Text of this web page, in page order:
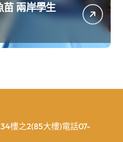
苗 兩岸學生
樓之2(85大樓)電話07-